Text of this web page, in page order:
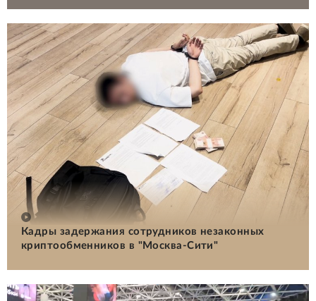
Кадры задержания сотрудников незаконных
криптообменников в "Москва-Сити"